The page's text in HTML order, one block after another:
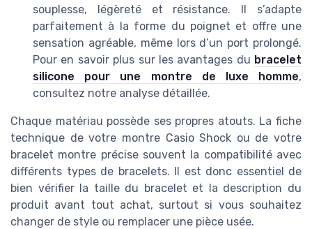
souplesse, légèreté et résistance. Il s’adapte
parfaitement à la forme du poignet et offre une
sensation agréable, même lors d’un port prolongé.
Pour en savoir plus sur les avantages du bracelet
silicone pour une montre de luxe homme,
consultez notre analyse détaillée.
Chaque matériau possède ses propres atouts. La fiche
technique de votre montre Casio Shock ou de votre
bracelet montre précise souvent la compatibilité avec
différents types de bracelets. Il est donc essentiel de
bien vérifier la taille du bracelet et la description du
produit avant tout achat, surtout si vous souhaitez
changer de style ou remplacer une pièce usée.